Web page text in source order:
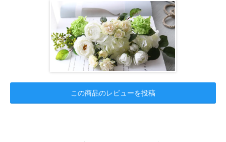
この商品のレビューを投稿